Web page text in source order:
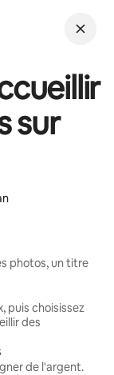
sur
photos, un titre
puis choisissez
des
de l'argent.